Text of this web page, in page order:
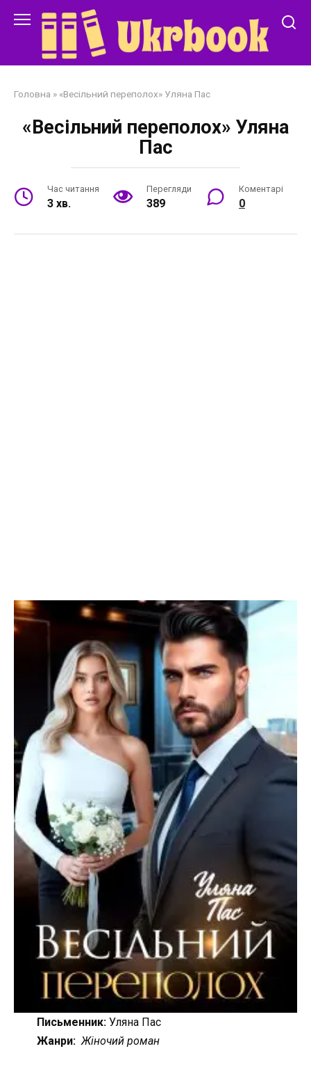
Головна » «Весільний переполох» Уляна Пас
«Весільний переполох» Уляна
Пас
Час читання
3 хв.
Перегляди
389
Коментарі
0
Письменник:Уляна Пас
Жанри: Жіночий роман